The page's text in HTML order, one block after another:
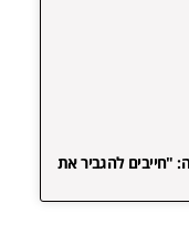
"חייבים להגביר את